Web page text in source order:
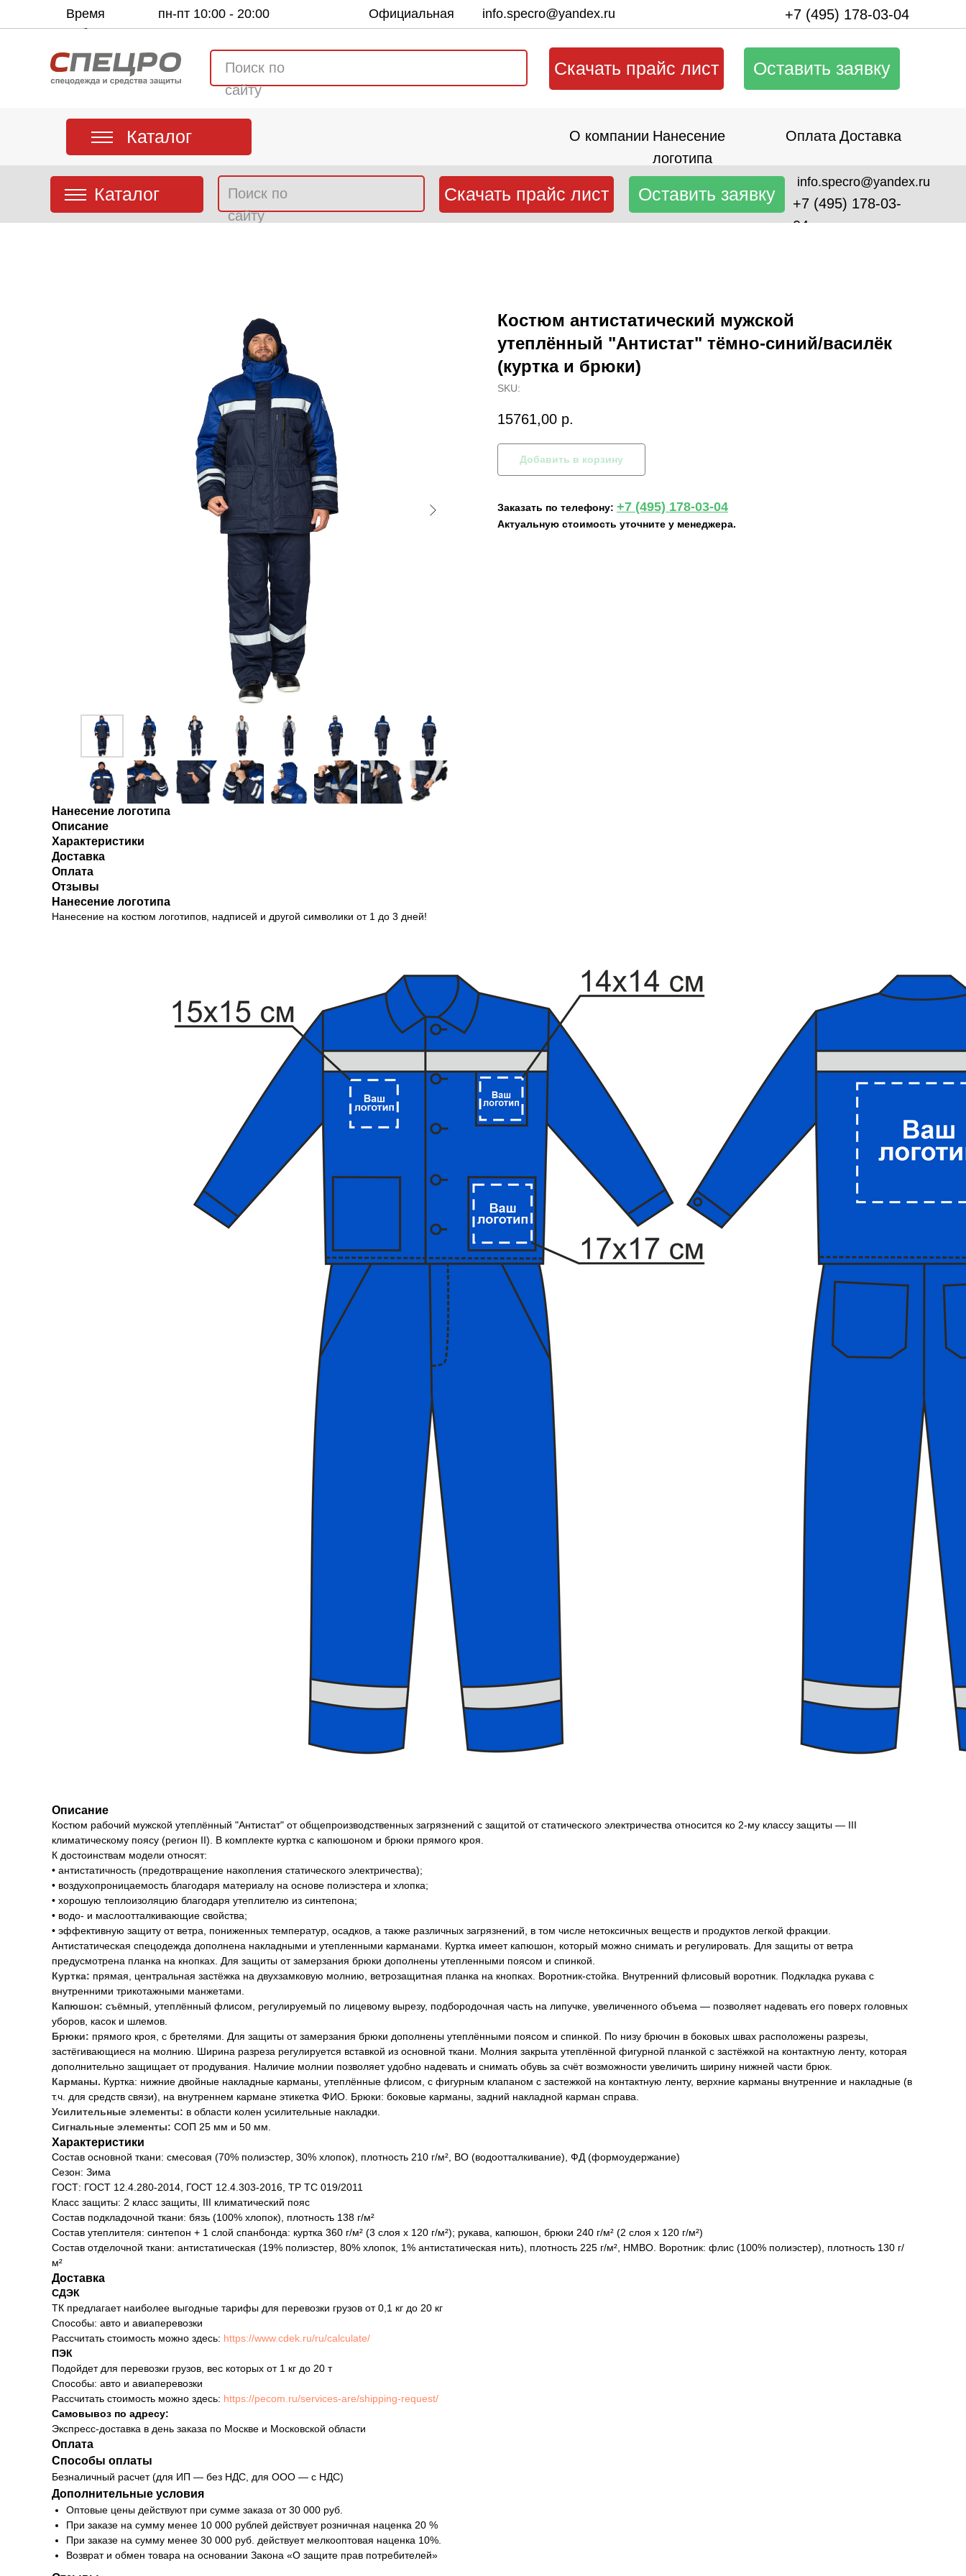
Время
работы:
пн-пт 10:00 - 20:00 +7 (495) 178-03-04
Официальная
почта:
info.specro@yandex.ru
Оставить заявку
Скачать прайс лист
Поиск по
сайту
Каталог О компании Нанесение
логотипа
Оплата Доставка
Оставить заявку
Скачать прайс лист
Поиск по
сайту
+7 (495) 178-03-
04
info.specro@yandex.ru
Каталог
Костюм антистатический мужской
утеплённый "Антистат" тёмно-синий/василёк
(куртка и брюки)
SKU:
15761,00 р.
Добавить в корзину
Заказать по телефону: +7 (495) 178-03-04
Актуальную стоимость уточните у менеджера.
Нанесение логотипа
Описание
Характеристики
Доставка
Оплата
Отзывы
Нанесение логотипа
Нанесение на костюм логотипов, надписей и другой символики от 1 до 3 дней!
Описание
Костюм рабочий мужской утеплённый "Антистат" от общепроизводственных загрязнений с защитой от статического электричества относится ко 2-му классу защиты — III
климатическому поясу (регион II). В комплекте куртка с капюшоном и брюки прямого кроя.
К достоинствам модели относят:
• антистатичность (предотвращение накопления статического электричества);
• воздухопроницаемость благодаря материалу на основе полиэстера и хлопка;
• хорошую теплоизоляцию благодаря утеплителю из синтепона;
• водо- и маслоотталкивающие свойства;
• эффективную защиту от ветра, пониженных температур, осадков, а также различных загрязнений, в том числе нетоксичных веществ и продуктов легкой фракции.
Антистатическая спецодежда дополнена накладными и утепленными карманами. Куртка имеет капюшон, который можно снимать и регулировать. Для защиты от ветра
предусмотрена планка на кнопках. Для защиты от замерзания брюки дополнены утепленными поясом и спинкой.
Куртка: прямая, центральная застёжка на двухзамковую молнию, ветрозащитная планка на кнопках. Воротник-стойка. Внутренний флисовый воротник. Подкладка рукава с
внутренними трикотажными манжетами.
Капюшон: съёмный, утеплённый флисом, регулируемый по лицевому вырезу, подбородочная часть на липучке, увеличенного объема — позволяет надевать его поверх головных
уборов, касок и шлемов.
Брюки: прямого кроя, с бретелями. Для защиты от замерзания брюки дополнены утеплёнными поясом и спинкой. По низу брючин в боковых швах расположены разрезы,
застёгивающиеся на молнию. Ширина разреза регулируется вставкой из основной ткани. Молния закрыта утеплённой фигурной планкой с застёжкой на контактную ленту, которая
дополнительно защищает от продувания. Наличие молнии позволяет удобно надевать и снимать обувь за счёт возможности увеличить ширину нижней части брюк.
Карманы. Куртка: нижние двойные накладные карманы, утеплённые флисом, с фигурным клапаном с застежкой на контактную ленту, верхние карманы внутренние и накладные (в
т.ч. для средств связи), на внутреннем кармане этикетка ФИО. Брюки: боковые карманы, задний накладной карман справа.
Усилительные элементы: в области колен усилительные накладки.
Сигнальные элементы: СОП 25 мм и 50 мм.
Характеристики
Состав основной ткани: смесовая (70% полиэстер, 30% хлопок), плотность 210 г/м², ВО (водоотталкивание), ФД (формоудержание)
Сезон: Зима
ГОСТ: ГОСТ 12.4.280-2014, ГОСТ 12.4.303-2016, ТР ТС 019/2011
Класс защиты: 2 класс защиты, III климатический пояс
Состав подкладочной ткани: бязь (100% хлопок), плотность 138 г/м²
Состав утеплителя: синтепон + 1 слой спанбонда: куртка 360 г/м² (3 слоя х 120 г/м²); рукава, капюшон, брюки 240 г/м² (2 слоя х 120 г/м²)
Состав отделочной ткани: антистатическая (19% полиэстер, 80% хлопок, 1% антистатическая нить), плотность 225 г/м², НМВО. Воротник: флис (100% полиэстер), плотность 130 г/
м²
Доставка
СДЭК
ТК предлагает наиболее выгодные тарифы для перевозки грузов от 0,1 кг до 20 кг
Способы: авто и авиаперевозки
Рассчитать стоимость можно здесь: https://www.cdek.ru/ru/calculate/
ПЭК
Подойдет для перевозки грузов, вес которых от 1 кг до 20 т
Способы: авто и авиаперевозки
Рассчитать стоимость можно здесь: https://pecom.ru/services-are/shipping-request/
Самовывоз по адресу:
Экспресс-доставка в день заказа по Москве и Московской области
Оплата
Способы оплаты
Безналичный расчет (для ИП — без НДС, для ООО — с НДС)
Дополнительные условия
Оптовые цены действуют при сумме заказа от 30 000 руб.
При заказе на сумму менее 10 000 рублей действует розничная наценка 20 %
При заказе на сумму менее 30 000 руб. действует мелкооптовая наценка 10%.
Возврат и обмен товара на основании Закона «О защите прав потребителей»